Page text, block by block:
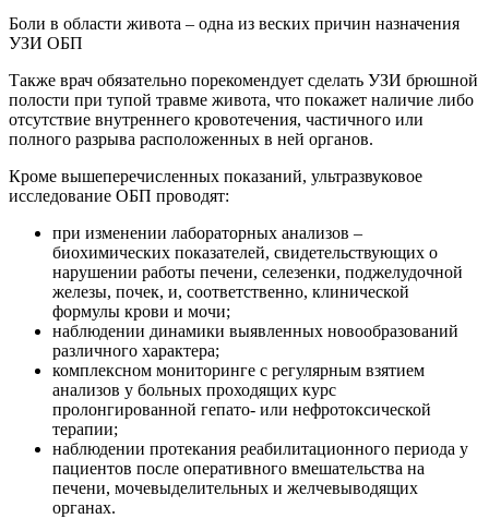
Боли в области живота – одна из веских причин назначения
УЗИ ОБП
Также врач обязательно порекомендует сделать УЗИ брюшной
полости при тупой травме живота, что покажет наличие либо
отсутствие внутреннего кровотечения, частичного или
полного разрыва расположенных в ней органов.
Кроме вышеперечисленных показаний, ультразвуковое
исследование ОБП проводят:
при изменении лабораторных анализов –
биохимических показателей, свидетельствующих о
нарушении работы печени, селезенки, поджелудочной
железы, почек, и, соответственно, клинической
формулы крови и мочи;
наблюдении динамики выявленных новообразований
различного характера;
комплексном мониторинге с регулярным взятием
анализов у больных проходящих курс
пролонгированной гепато- или нефротоксической
терапии;
наблюдении протекания реабилитационного периода у
пациентов после оперативного вмешательства на
печени, мочевыделительных и желчевыводящих
органах.